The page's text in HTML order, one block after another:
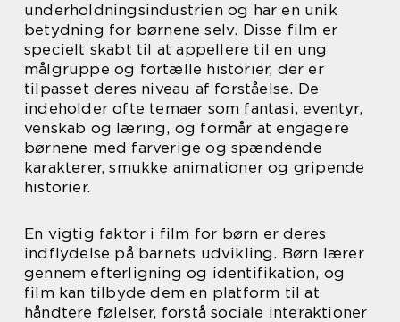
underholdningsindustrien og har en unik
betydning for børnene selv. Disse film er
specielt skabt til at appellere til en ung
målgruppe og fortælle historier, der er
tilpasset deres niveau af forståelse. De
indeholder ofte temaer som fantasi, eventyr,
venskab og læring, og formår at engagere
børnene med farverige og spændende
karakterer, smukke animationer og gripende
historier.
En vigtig faktor i film for børn er deres
indflydelse på barnets udvikling. Børn lærer
gennem efterligning og identifikation, og
film kan tilbyde dem en platform til at
håndtere følelser, forstå sociale interaktioner